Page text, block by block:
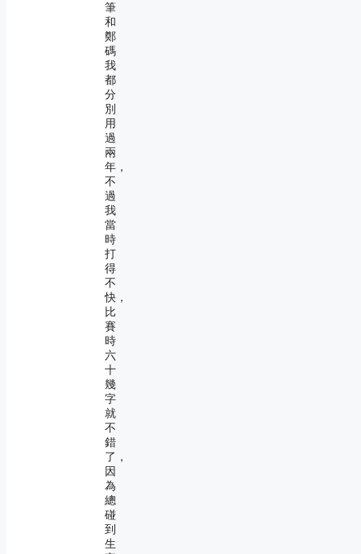
筆
和
鄭
碼
我
都
分
別
用
過
兩
年，
不
過
我
當
時
打
得
不
快，
比
賽
時
六
十
幾
字
就
不
錯
了，
因
為
總
碰
到
生